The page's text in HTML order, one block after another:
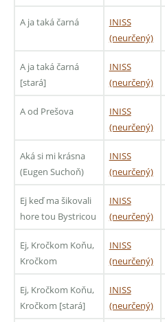
A ja taká čarná
INISS
(neurčený)
A ja taká čarná
[stará]
INISS
(neurčený)
A od Prešova
INISS
(neurčený)
Aká si mi krásna
(Eugen Suchoň)
INISS
(neurčený)
Ej keď ma šikovali
hore tou Bystricou
INISS
(neurčený)
Ej, Kročkom Koňu,
Kročkom
INISS
(neurčený)
Ej, Kročkom Koňu,
Kročkom [stará]
INISS
(neurčený)